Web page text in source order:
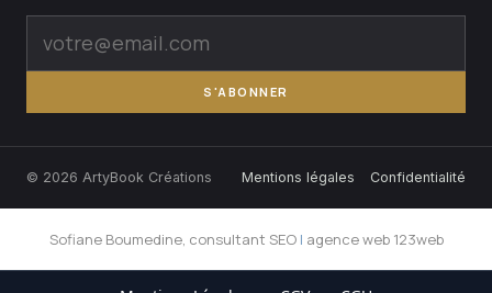
S'ABONNER
© 2026 ArtyBook Créations Mentions légales Confidentialité
Sofiane Boumedine, consultant SEO| agence web 123web